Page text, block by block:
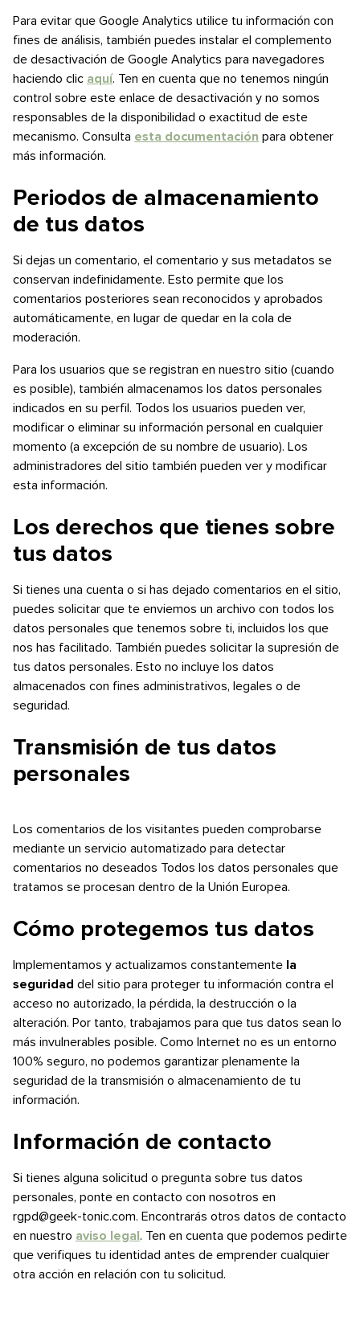
Para evitar que Google Analytics utilice tu información con
fines de análisis, también puedes instalar el complemento
de desactivación de Google Analytics para navegadores
haciendo clic aquí. Ten en cuenta que no tenemos ningún
control sobre este enlace de desactivación y no somos
responsables de la disponibilidad o exactitud de este
mecanismo. Consulta esta documentación para obtener
más información.
Periodos de almacenamiento
de tus datos
Si dejas un comentario, el comentario y sus metadatos se
conservan indefinidamente. Esto permite que los
comentarios posteriores sean reconocidos y aprobados
automáticamente, en lugar de quedar en la cola de
moderación.
Para los usuarios que se registran en nuestro sitio (cuando
es posible), también almacenamos los datos personales
indicados en su perfil. Todos los usuarios pueden ver,
modificar o eliminar su información personal en cualquier
momento (a excepción de su nombre de usuario). Los
administradores del sitio también pueden ver y modificar
esta información.
Los derechos que tienes sobre
tus datos
Si tienes una cuenta o si has dejado comentarios en el sitio,
puedes solicitar que te enviemos un archivo con todos los
datos personales que tenemos sobre ti, incluidos los que
nos has facilitado. También puedes solicitar la supresión de
tus datos personales. Esto no incluye los datos
almacenados con fines administrativos, legales o de
seguridad.
Transmisión de tus datos
personales
Los comentarios de los visitantes pueden comprobarse
mediante un servicio automatizado para detectar
comentarios no deseados Todos los datos personales que
tratamos se procesan dentro de la Unión Europea.
Cómo protegemos tus datos
Implementamos y actualizamos constantemente la
seguridad del sitio para proteger tu información contra el
acceso no autorizado, la pérdida, la destrucción o la
alteración. Por tanto, trabajamos para que tus datos sean lo
más invulnerables posible. Como Internet no es un entorno
100% seguro, no podemos garantizar plenamente la
seguridad de la transmisión o almacenamiento de tu
información.
Información de contacto
Si tienes alguna solicitud o pregunta sobre tus datos
personales, ponte en contacto con nosotros en
rgpd@geek-tonic.com. Encontrarás otros datos de contacto
en nuestro aviso legal. Ten en cuenta que podemos pedirte
que verifiques tu identidad antes de emprender cualquier
otra acción en relación con tu solicitud.